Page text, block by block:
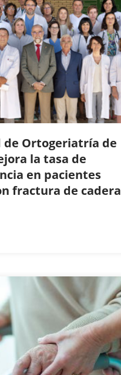
de Ortogeriatría de
la tasa de
en pacientes
fractura de cadera